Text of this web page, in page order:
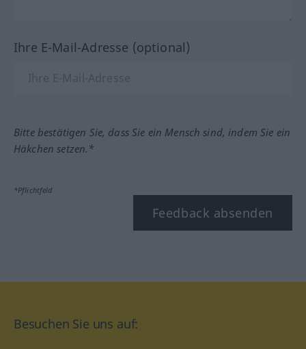
Ihre E-Mail-Adresse (optional)
Bitte bestätigen Sie, dass Sie ein Mensch sind, indem Sie ein
Häkchen setzen.*
*Pflichtfeld
Feedback absenden
Besuchen Sie uns auf: